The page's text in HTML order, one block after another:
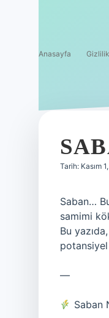
Anasayfa
Tarih: Kasım
Saban…
samimi
Bu
—
Saban